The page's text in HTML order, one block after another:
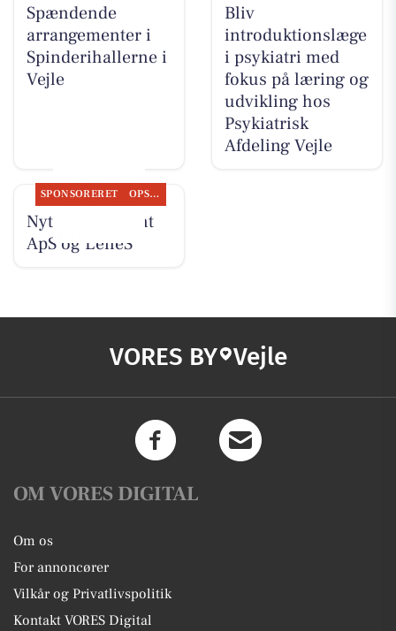
Spændende
arrangementer i
Spinderihallerne i
Vejle
Bliv
introduktionslæge
i psykiatri med
fokus på læring og
udvikling hos
Psykiatrisk
Afdeling Vejle
SPONSORERET OPSLAGSTAVLEN
Nyt fra Fairpaint
ApS og LeneS
VORES BY Vejle
OM VORES DIGITAL
Om os
For annoncører
Vilkår og Privatlivspolitik
Kontakt VORES Digital